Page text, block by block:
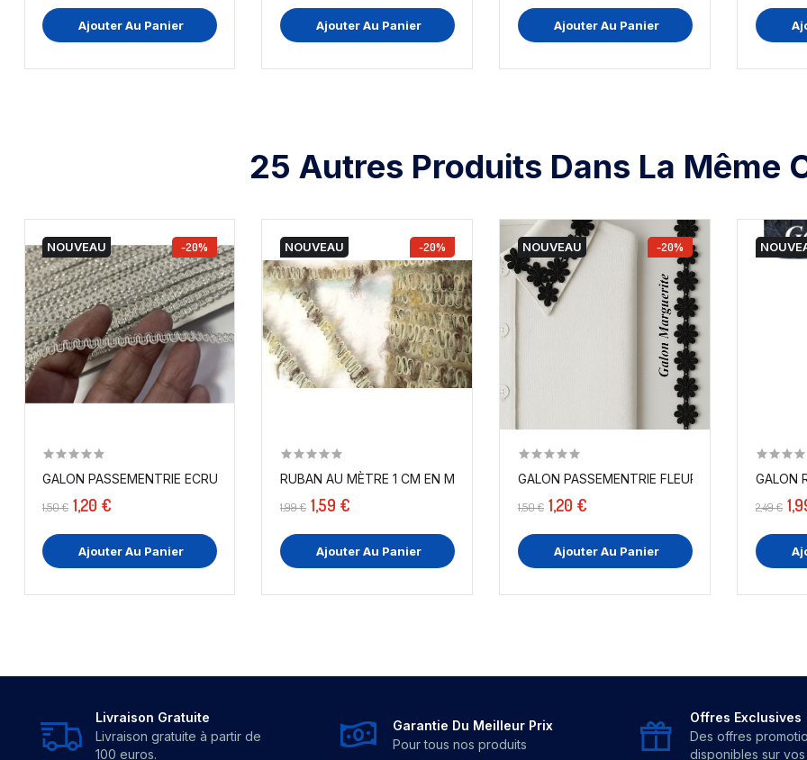
Ajouter Au Panier Ajouter Au Panier Ajouter Au Panier
25 Autres Produits Dans La Même
NOUVEAU -20%
GALON PASSEMENTRIE ECRU ET ARGENTÉ A COUDRE.
1,50 € 1,20 €
Ajouter Au Panier
NOUVEAU -20%
RUBAN AU MÈTRE 1 CM EN MOHAIR BEIGE ET...
1,99 € 1,59 €
Ajouter Au Panier
NOUVEAU -20%
GALON PASSEMENTRIE FLEURS MARGUERITE
1,50 € 1,20 €
Ajouter Au Panier
2,49 €
Livraison Gratuite
Livraison gratuite à partir de
100 euros.
Garantie Du Meilleur Prix
Pour tous nos produits
Offres Exclusives
Des offres
disponibles sur vos